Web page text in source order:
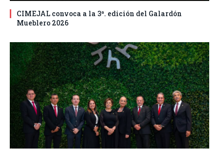
CIMEJAL convoca a la 3ª. edición del Galardón
Mueblero 2026